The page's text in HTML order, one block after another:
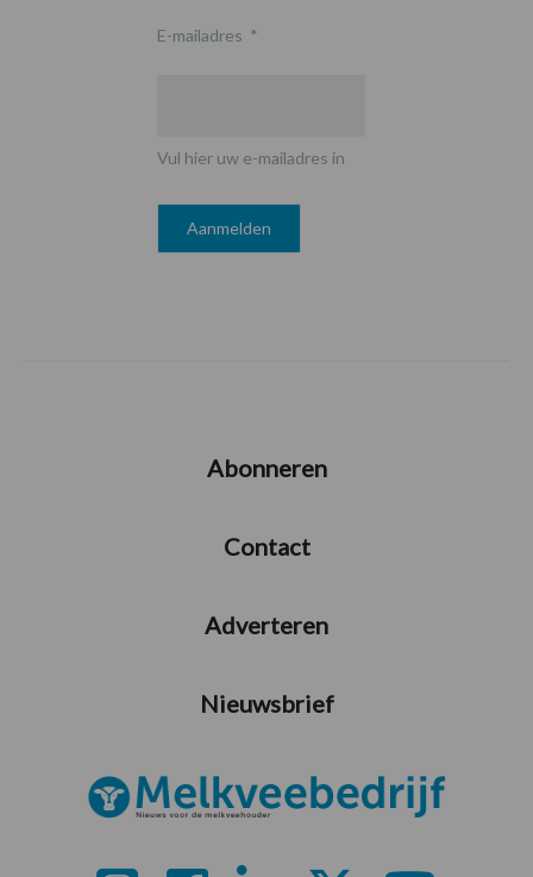
E-mailadres *
Vul hier uw e-mailadres in
Abonneren
Contact
Adverteren
Nieuwsbrief